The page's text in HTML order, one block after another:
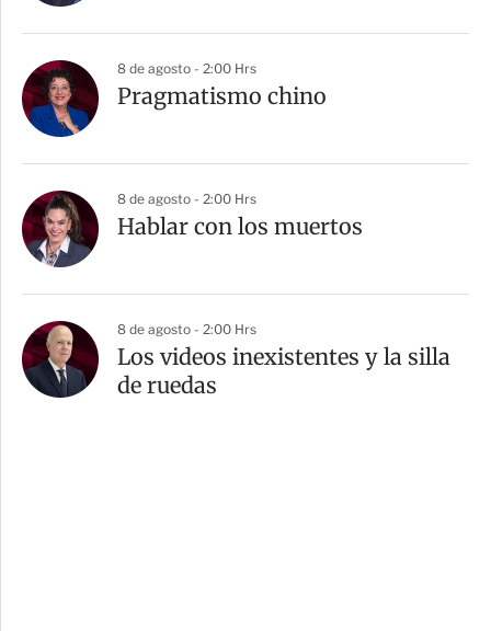
8 de agosto - 2:00 Hrs
Pragmatismo chino
8 de agosto - 2:00 Hrs
Hablar con los muertos
8 de agosto - 2:00 Hrs
Los videos inexistentes y la silla
de ruedas